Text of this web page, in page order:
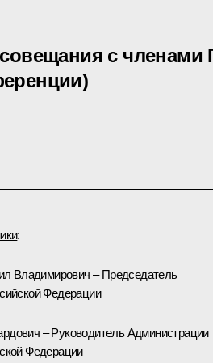
с членами
:
– Председатель
Федерации
– Руководитель Администрации
Федерации